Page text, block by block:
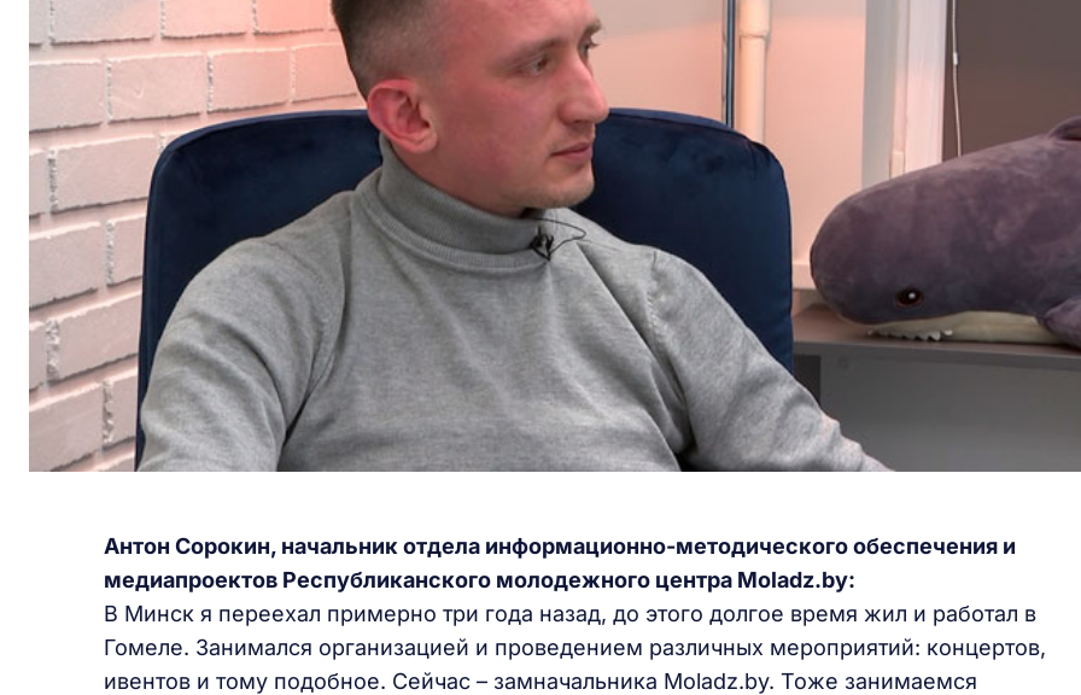
Антон Сорокин, начальник отдела информационно-методического обеспечения и
медиапроектов Республиканского молодежного центра Moladz.by:
В Минск я переехал примерно три года назад, до этого долгое время жил и работал в
Гомеле. Занимался организацией и проведением различных мероприятий: концертов,
ивентов и тому подобное. Сейчас – замначальника Moladz.by. Тоже занимаемся